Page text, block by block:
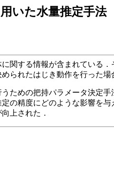
いた水量推定手法
関する情報が含まれている
られたはじき動作を行った場
ための把持パラメータ決定
の精度にどのような影響を
上された．